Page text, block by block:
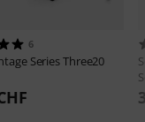
6
Series Three20